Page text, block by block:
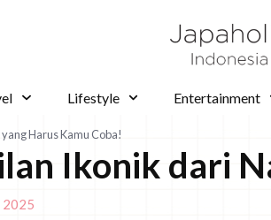
Lifestyle Entertainment
Harus Kamu Coba!
Ikonik dari
2025